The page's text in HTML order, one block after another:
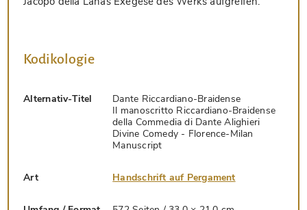
Kodikologie
Alternativ-Titel
Dante Riccardiano-Braidense
Il manoscritto Riccardiano-Braidense
della Commedia di Dante Alighieri
Divine Comedy - Florence-Milan
Manuscript
Art Handschrift auf Pergament